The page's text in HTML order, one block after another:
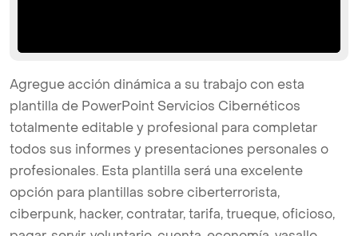
Agregue acción dinámica a su trabajo con esta
plantilla de PowerPoint Servicios Cibernéticos
totalmente editable y profesional para completar
todos sus informes y presentaciones personales o
profesionales. Esta plantilla será una excelente
opción para plantillas sobre ciberterrorista,
ciberpunk, hacker, contratar, tarifa, trueque, oficioso,